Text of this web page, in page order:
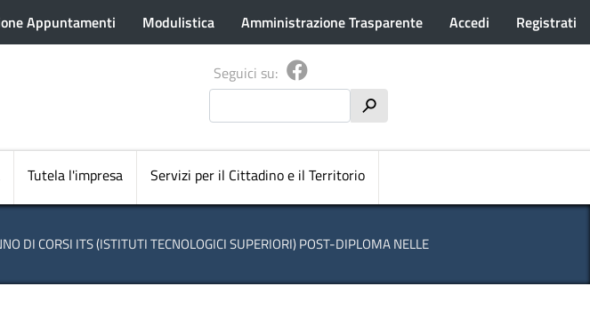
Appuntamenti Modulistica Amministrazione Trasparente Accedi Registrati
Seguici su:
h
principale
Tutela l'impresa Servizi per il Cittadino e il Territorio
DI CORSI ITS (ISTITUTI TECNOLOGICI SUPERIORI) POST-DIPLOMA NELLE